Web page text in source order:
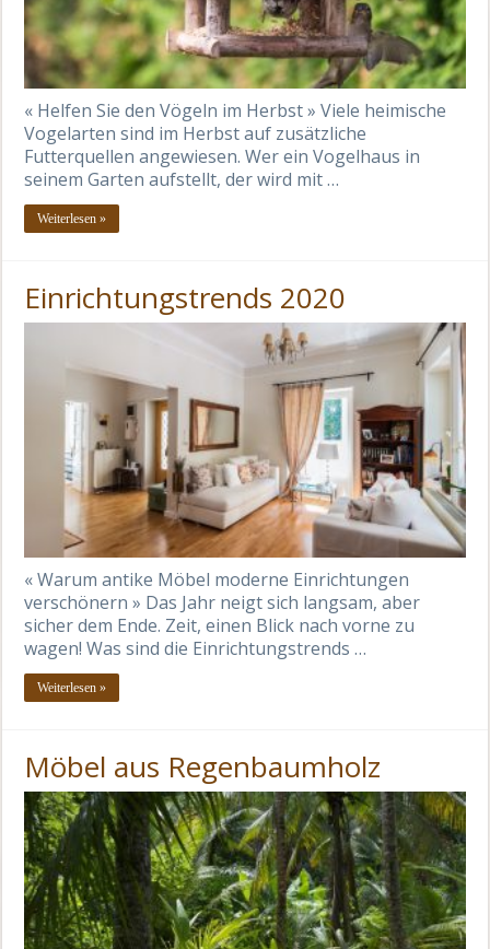
« Helfen Sie den Vögeln im Herbst » Viele heimische
Vogelarten sind im Herbst auf zusätzliche
Futterquellen angewiesen. Wer ein Vogelhaus in
seinem Garten aufstellt, der wird mit …
Weiterlesen »
Einrichtungstrends 2020
« Warum antike Möbel moderne Einrichtungen
verschönern » Das Jahr neigt sich langsam, aber
sicher dem Ende. Zeit, einen Blick nach vorne zu
wagen! Was sind die Einrichtungstrends …
Weiterlesen »
Möbel aus Regenbaumholz